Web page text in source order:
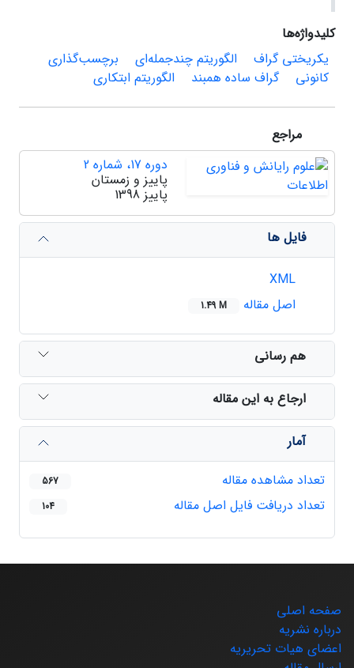
کلیدواژه‌ها
یکریختی گراف
الگوریتم چندجمله‌ای
برچسب‌گذاری
کانونی
گراف ساده همبند الگوریتم‌ ابتکاری
مراجع
دوره 17، شماره 2
پاییز و زمستان
پاییز 1398
فایل ها
اصل مقاله
1.49 M
هم رسانی
ارجاع به این مقاله
آمار
تعداد مشاهده مقاله
567
تعداد دریافت فایل اصل مقاله 104
صفحه اصلی
درباره نشریه
اعضای هیات تحریریه